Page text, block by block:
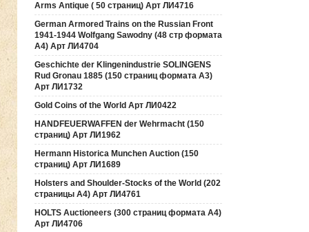
Arms Antique ( 50 страниц) Арт ЛИ4716
German Armored Trains on the Russian Front
1941-1944 Wolfgang Sawodny (48 стр формата
А4) Арт ЛИ4704
Geschichte der Klingenindustrie SOLINGENS
Rud Gronau 1885 (150 страниц формата А3)
Арт ЛИ1732
Gold Coins of the World Арт ЛИ0422
HANDFEUERWAFFEN der Wehrmacht (150
страниц) Арт ЛИ1962
Hermann Historica Munchen Auction (150
страниц) Арт ЛИ1689
Holsters and Shoulder-Stocks of the World (202
страницы А4) Арт ЛИ4761
HOLTS Auctioneers (300 страниц формата А4)
Арт ЛИ4706